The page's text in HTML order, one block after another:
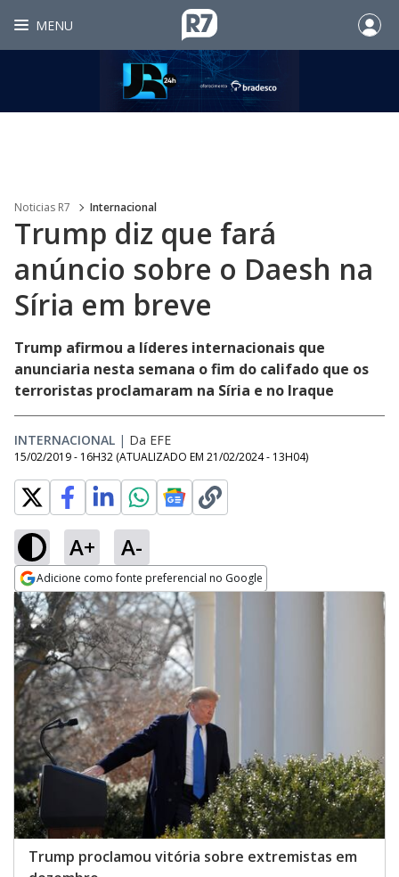
MENU
Noticias R7 Internacional
Trump diz que fará
anúncio sobre o Daesh na
Síria em breve
Trump afirmou a líderes internacionais que
anunciaria nesta semana o fim do califado que os
terroristas proclamaram na Síria e no Iraque
INTERNACIONAL | Da EFE
15/02/2019 - 16H32 (ATUALIZADO EM 21/02/2024 - 13H04)
A+ A-
Adicione como fonte preferencial no Google
Opens in new window
Trump proclamou vitória sobre extremistas em